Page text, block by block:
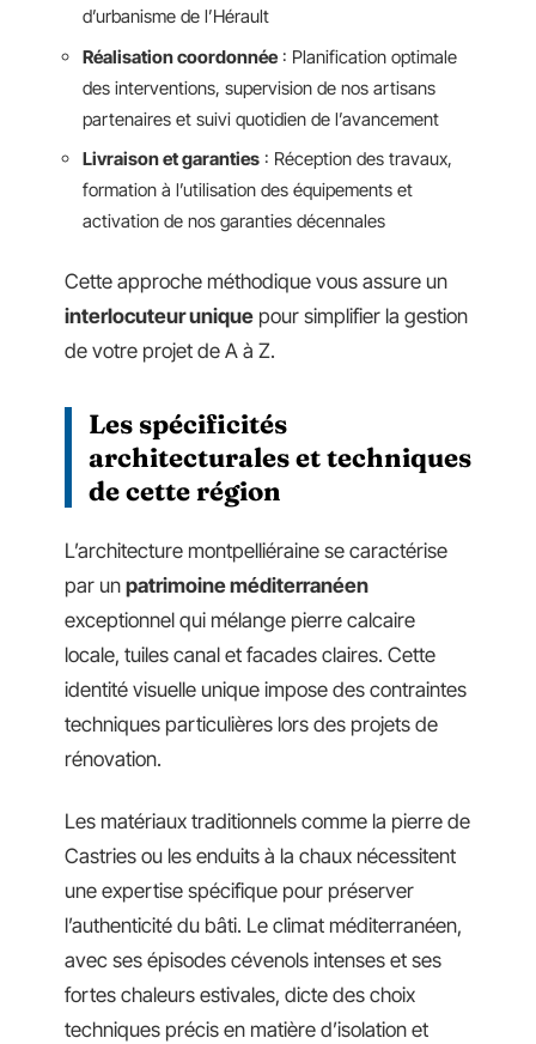
d’urbanisme de l’Hérault
Réalisation coordonnée : Planification optimale
des interventions, supervision de nos artisans
partenaires et suivi quotidien de l’avancement
Livraison et garanties : Réception des travaux,
formation à l’utilisation des équipements et
activation de nos garanties décennales
Cette approche méthodique vous assure un
interlocuteur unique pour simplifier la gestion
de votre projet de A à Z.
Les spécificités
architecturales et techniques
de cette région
L’architecture montpelliéraine se caractérise
par un patrimoine méditerranéen
exceptionnel qui mélange pierre calcaire
locale, tuiles canal et facades claires. Cette
identité visuelle unique impose des contraintes
techniques particulières lors des projets de
rénovation.
Les matériaux traditionnels comme la pierre de
Castries ou les enduits à la chaux nécessitent
une expertise spécifique pour préserver
l’authenticité du bâti. Le climat méditerranéen,
avec ses épisodes cévenols intenses et ses
fortes chaleurs estivales, dicte des choix
techniques précis en matière d’isolation et